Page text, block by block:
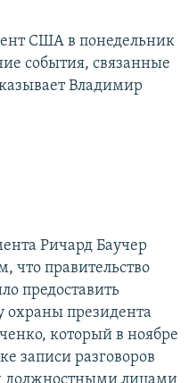
США в понедельник
события, связанные
Владимир
Ричард Баучер
что правительство
предоставить
президента
который в ноябре
записи разговоров